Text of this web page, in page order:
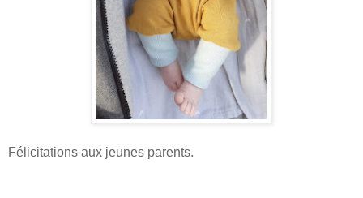
Félicitations aux jeunes parents.